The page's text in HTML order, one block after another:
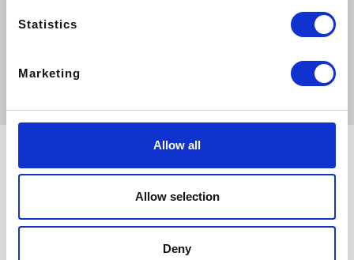
Statistics
Marketing
Allow all
Allow selection
Deny
Sala colazioni